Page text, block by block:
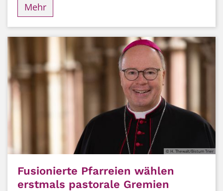
Mehr
© H. Thewalt/Bistum Trier
Fusionierte Pfarreien wählen
erstmals pastorale Gremien